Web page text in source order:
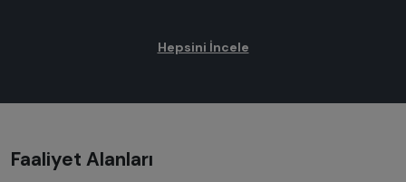
Hepsini İncele
Faaliyet Alanları